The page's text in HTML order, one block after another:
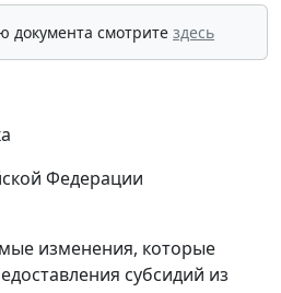
документа смотрите здесь
Федерации
изменения, которые
субсидий из